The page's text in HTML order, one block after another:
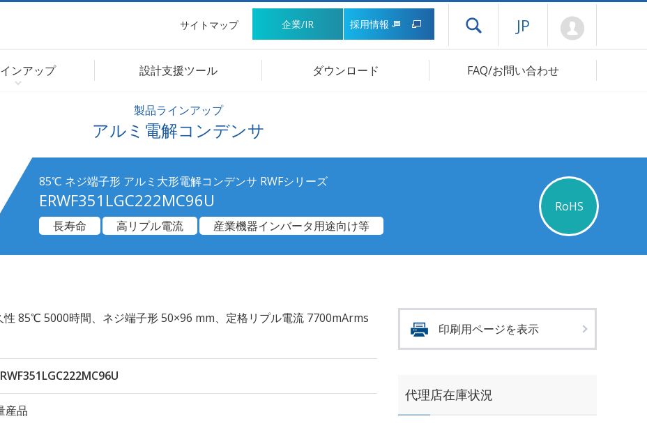
サイトマップ 企業/IR 採用情報 ドロワーメニューを開く
JP
ンアップ 設計支援ツール ダウンロード FAQ/お問い合わせ
製品ラインアップ
アルミ電解コンデンサ
85℃ ネジ端子形 アルミ大形電解コンデンサ RWFシリーズ
ERWF351LGC222MC96U
RoHS
長寿命
高リプル電流 産業機器インバータ用途向け等
性 85℃ 5000時間、ネジ端子形 50×96 mm、定格リプル電流 7700mArms
産品
印刷用ページを表示
代理店在庫状況